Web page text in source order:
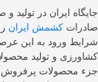
جایگاه ایران در
صادرات کشمش ایران
شرایط ورود به این
کشاورزی و تولید
جزء محصولات پرفروش